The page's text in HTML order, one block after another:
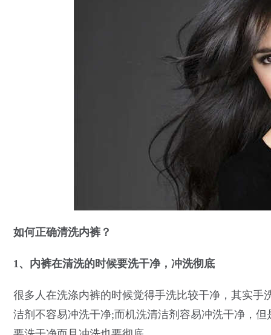
如何正确清洗内裤？
1、内裤在清洗的时候要洗干净，冲洗彻底
很多人在洗涤内裤的时候觉得手洗比较干净，其实
洁剂不容易冲洗干净;而机洗清洁剂容易冲洗干净，